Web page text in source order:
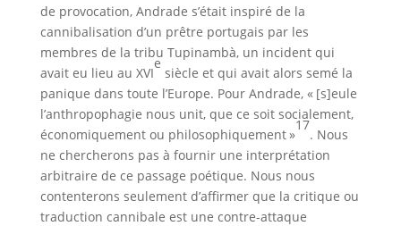
de provocation, Andrade s’était inspiré de la
cannibalisation d’un prêtre portugais par les
membres de la tribu Tupinambà, un incident qui
avait eu lieu au XVI
e
siècle et qui avait alors semé la
panique dans toute l’Europe. Pour Andrade, « [s]eule
l’anthropophagie nous unit, que ce soit socialement,
économiquement ou philosophiquement »
17
. Nous
ne chercherons pas à fournir une interprétation
arbitraire de ce passage poétique. Nous nous
contenterons seulement d’affirmer que la critique ou
traduction cannibale est une contre-attaque